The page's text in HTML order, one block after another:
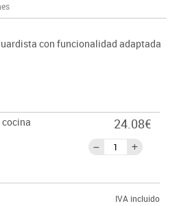
con funcionalidad adaptada
24.08€
IVA incluido